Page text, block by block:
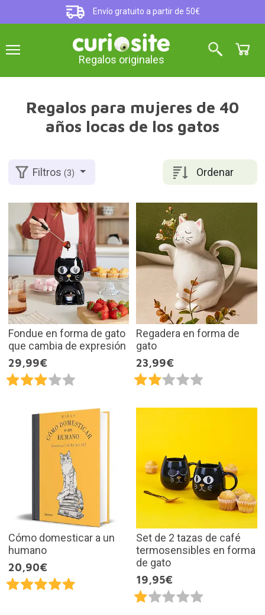
Envío gratuito a partir de 50€
Regalos originales
Regalos para mujeres de 40
años locas de los gatos
Ordenar
Filtros(3)
Fondue en forma de gato
que cambia de expresión
29,99€
Regadera en forma de
gato
23,99€
Cómo domesticar a un
humano
20,90€
Set de 2 tazas de café
termosensibles en forma
de gato
19,95€